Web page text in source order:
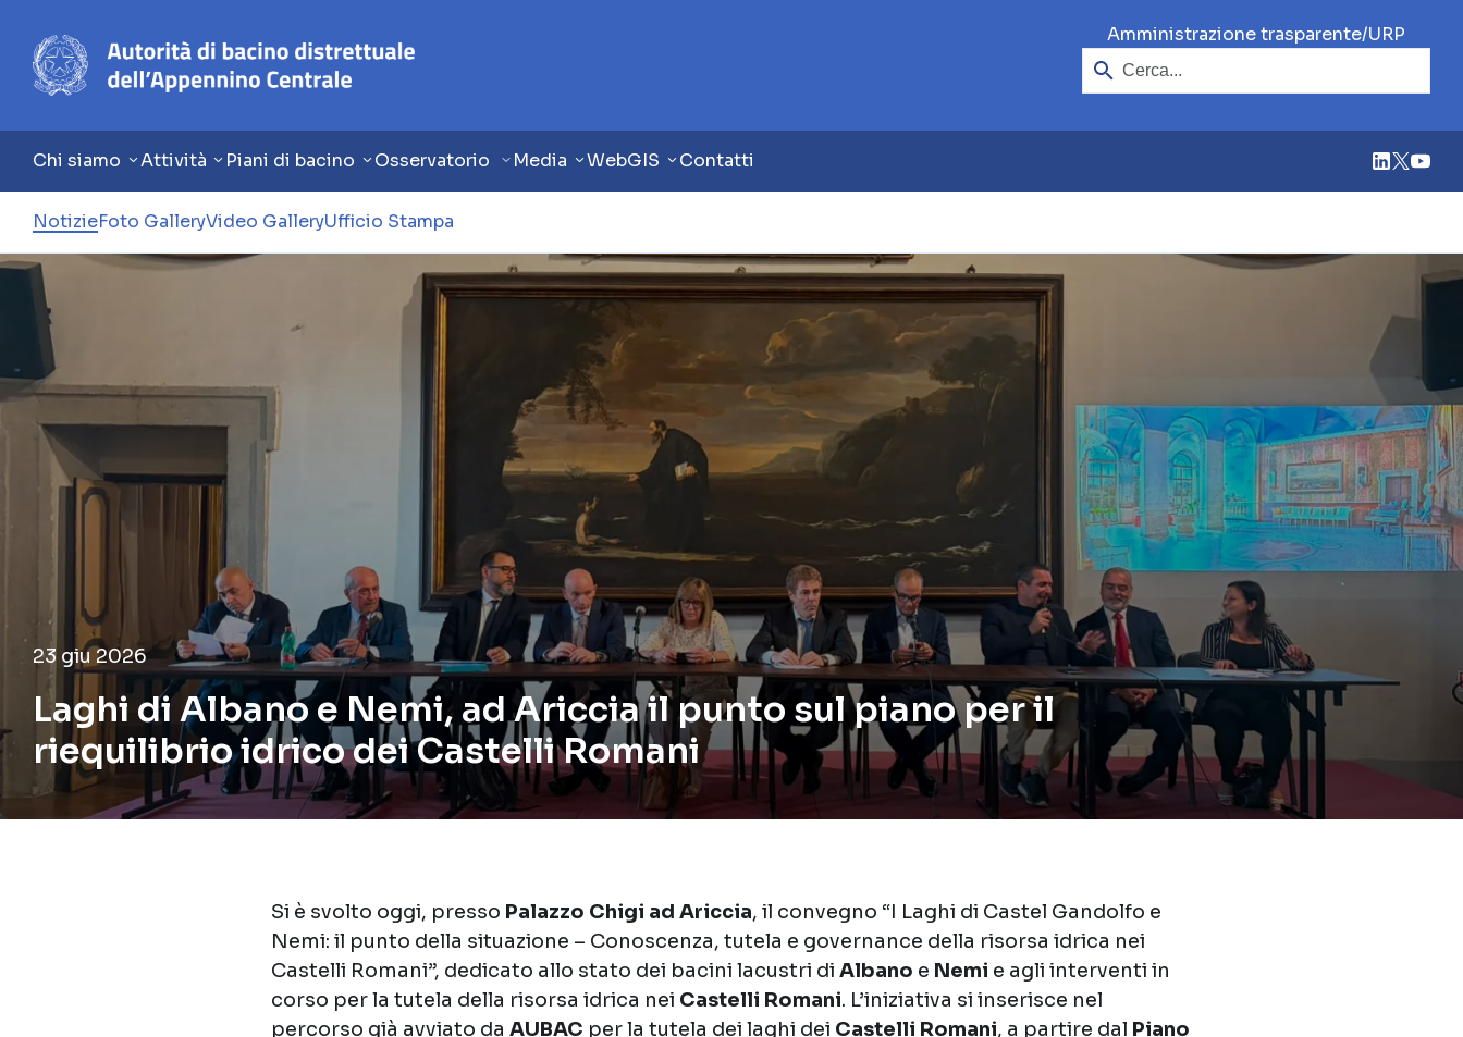
Amministrazione trasparente/URP
Chi siamo Attività Piani di bacino Osservatorio Media WebGIS Contatti
NotizieFoto GalleryVideo GalleryUfficio Stampa
23 giu 2026
Laghi di Albano e Nemi, ad Ariccia il punto sul piano per il
riequilibrio idrico dei Castelli Romani
Si è svolto oggi, presso Palazzo Chigi ad Ariccia, il convegno “I Laghi di Castel Gandolfo e
Nemi: il punto della situazione – Conoscenza, tutela e governance della risorsa idrica nei
Castelli Romani”, dedicato allo stato dei bacini lacustri di Albano e Nemi e agli interventi in
corso per la tutela della risorsa idrica nei Castelli Romani. L’iniziativa si inserisce nel
percorso già avviato da AUBAC per la tutela dei laghi dei Castelli Romani, a partire dal Piano